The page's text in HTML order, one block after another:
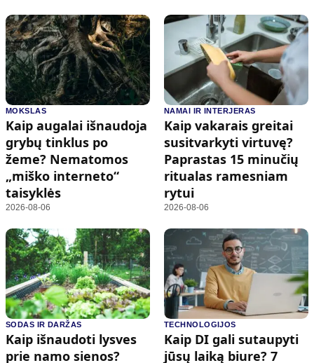
MOKSLAS
Kaip augalai išnaudoja
grybų tinklus po
žeme? Nematomos
„miško interneto“
taisyklės
2026-08-06
NAMAI IR INTERJERAS
Kaip vakarais greitai
susitvarkyti virtuvę?
Paprastas 15 minučių
ritualas ramesniam
rytui
2026-08-06
SODAS IR DARŽAS
Kaip išnaudoti lysves
prie namo sienos?
TECHNOLOGIJOS
Kaip DI gali sutaupyti
jūsų laiką biure? 7